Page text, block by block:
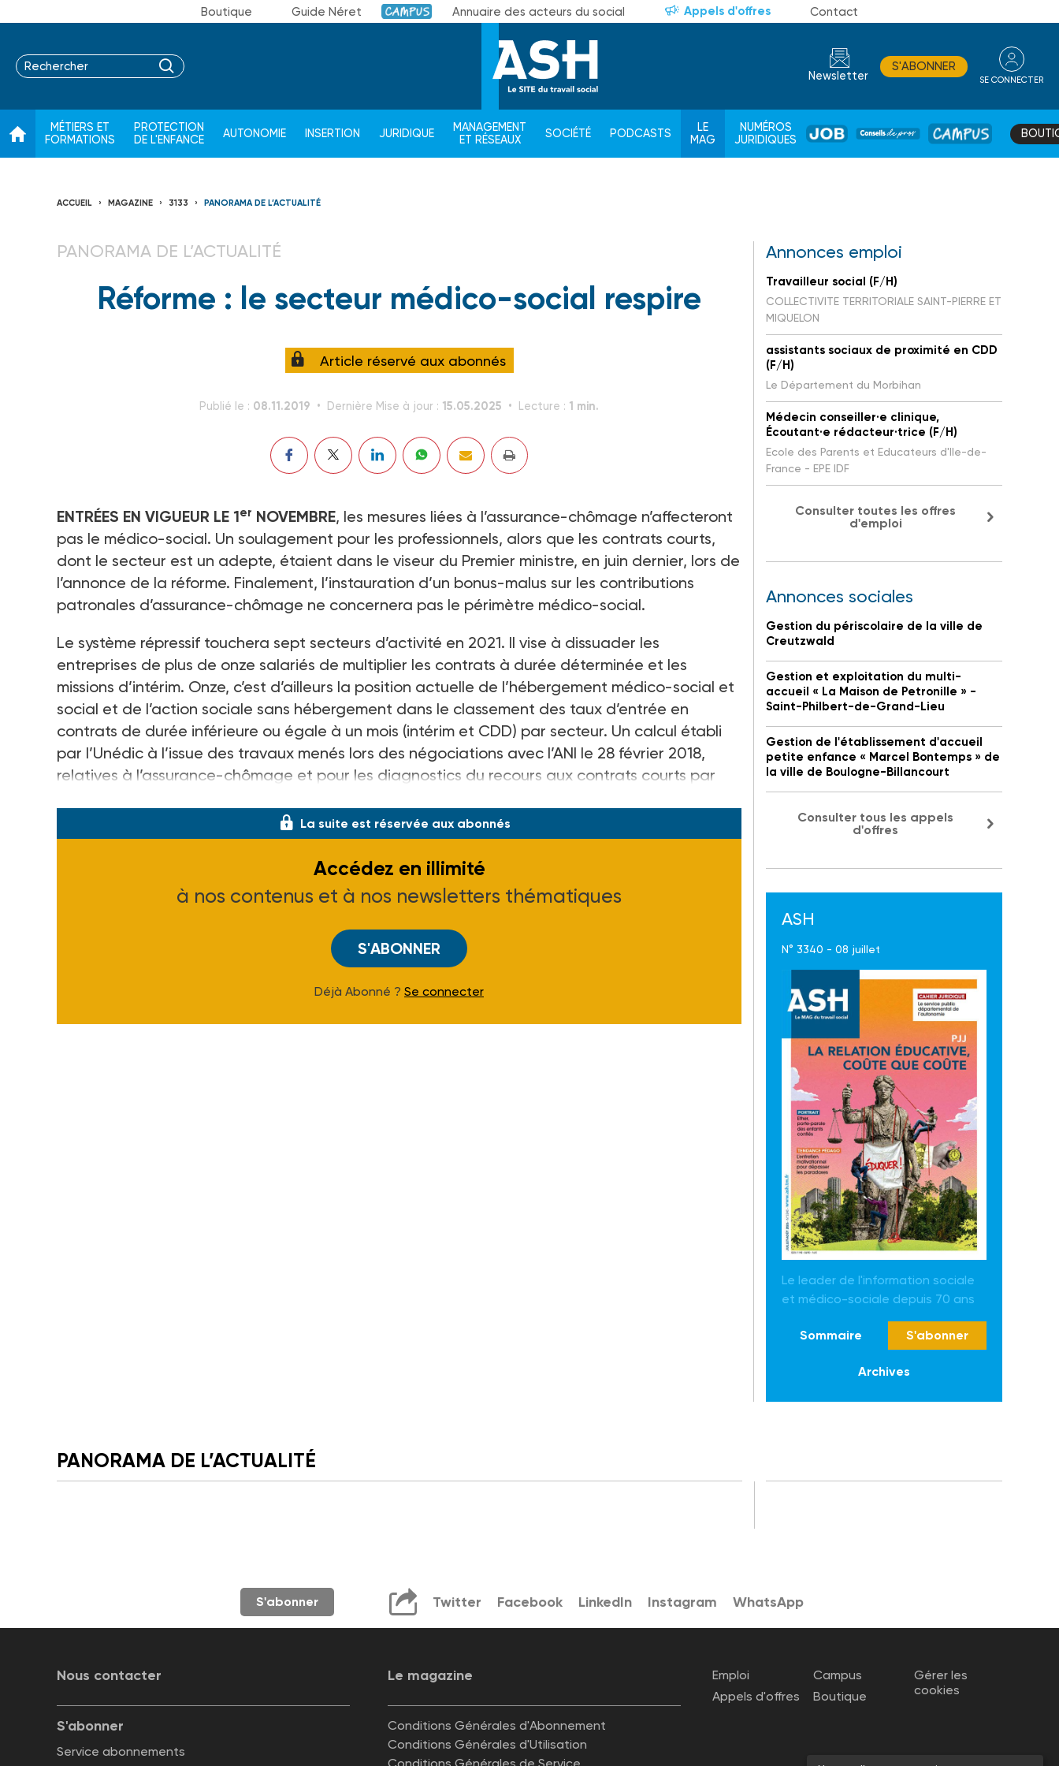
Boutique Guide Néret Campus Annuaire des acteurs du social Appels d'offres Contact
Newsletter
S'ABONNER
SE CONNECTER
MÉTIERS ET
FORMATIONS
PROTECTION
DE L'ENFANCE
AUTONOMIE INSERTION JURIDIQUE
MANAGEMENT
ET RÉSEAUX
SOCIÉTÉ PODCASTS
LE
MAG
NUMÉROS
JURIDIQUES
JOB
DE
CAMPUS
ACCUEIL MAGAZINE 3133 PANORAMA DE L’ACTUALITÉ
PANORAMA DE L’ACTUALITÉ
Réforme : le secteur médico-social respire
Article réservé aux abonnés
Publié le : 08.11.2019 Dernière Mise à jour : 15.05.2025 Lecture : 1 min.
ENTRÉES EN VIGUEUR LE 1er NOVEMBRE, les mesures liées à l’assurance-chômage n’affecteront
pas le médico-social. Un soulagement pour les professionnels, alors que les contrats courts,
dont le secteur est un adepte, étaient dans le viseur du Premier ministre, en juin dernier, lors de
l’annonce de la réforme. Finalement, l’instauration d’un bonus-malus sur les contributions
patronales d’assurance-chômage ne concernera pas le périmètre médico-social.
Le système répressif touchera sept secteurs d’activité en 2021. Il vise à dissuader les
entreprises de plus de onze salariés de multiplier les contrats à durée déterminée et les
missions d’intérim. Onze, c’est d’ailleurs la position actuelle de l’hébergement médico-social et
social et de l’action sociale sans hébergement dans le classement des taux d’entrée en
contrats de durée inférieure ou égale à un mois (intérim et CDD) par secteur. Un calcul établi
par l’Unédic à l’issue des travaux menés lors des négociations avec l’ANI le 28 février 2018,
relatives à l’assurance-chômage et pour les diagnostics du recours aux contrats courts par
La suite est réservée aux abonnés
Accédez en illimité
à nos contenus et à nos newsletters thématiques
S'ABONNER
Déjà Abonné ? Se connecter
Annonces emploi
Travailleur social (F/H)
COLLECTIVITE TERRITORIALE SAINT-PIERRE ET
MIQUELON
assistants sociaux de proximité en CDD
(F/H)
Le Département du Morbihan
Médecin conseiller·e clinique,
Écoutant·e rédacteur·trice (F/H)
Ecole des Parents et Educateurs d'Ile-de-
France - EPE IDF
Consulter toutes les offres
d'emploi
Annonces sociales
Gestion du périscolaire de la ville de
Creutzwald
Gestion et exploitation du multi-
accueil « La Maison de Petronille » -
Saint-Philbert-de-Grand-Lieu
Gestion de l'établissement d'accueil
petite enfance « Marcel Bontemps » de
la ville de Boulogne-Billancourt
Consulter tous les appels
d'offres
ASH
N° 3340 - 08 juillet
Le leader de l'information sociale
et médico-sociale depuis 70 ans
Sommaire S'abonner
Archives
PANORAMA DE L’ACTUALITÉ
S'abonner Twitter Facebook LinkedIn Instagram WhatsApp
Nous contacter Le magazine
S'abonner
Service abonnements
Conditions Générales d'Abonnement
Conditions Générales d'Utilisation
Emploi
Appels d'offres
Campus
Boutique
Gérer les
cookies